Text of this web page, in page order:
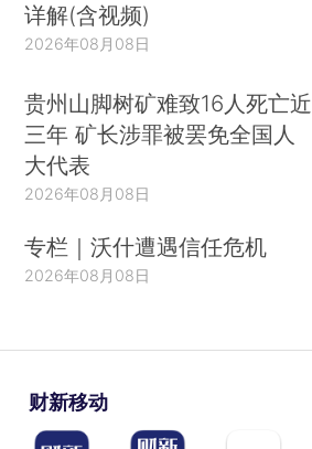
详解(含视频)
2026年08月08日
贵州山脚树矿难致16人死亡近
三年 矿长涉罪被罢免全国人
大代表
2026年08月08日
专栏｜沃什遭遇信任危机
2026年08月08日
财新移动